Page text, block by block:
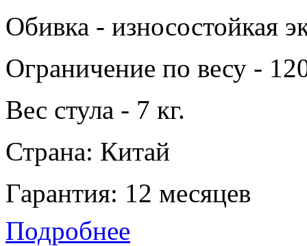
Обивка - износостойкая
Ограничение по весу -
Вес стула - 7 кг.
Страна: Китай
Гарантия: 12 месяцев
Подробнее